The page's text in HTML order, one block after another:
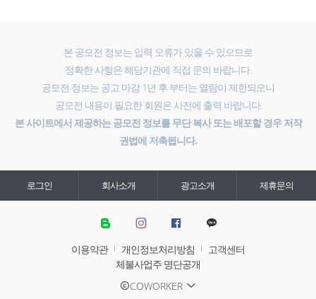
본 공모전 정보는 입력 오류가 있을 수 있으므로
정확한 사항은 해당기관에 직접 문의 바랍니다.
공모전 정보는 공고 마감 1년 후 부터는 열람이 제한되오니
공모전 내용이 필요한 회원은 사전에 출력 바랍니다.
본 사이트에서 제공하는 공모전 정보를 무단 복사 또는 배포할 경우 저작
권법에 저촉됩니다.
로그인 회사소개 광고소개 제휴문의
이용약관 개인정보처리방침
고객센터
체불사업주 명단공개
COWORKER